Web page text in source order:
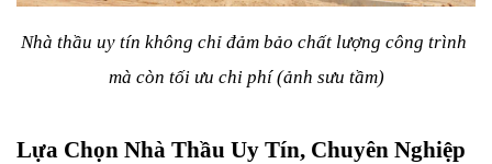
Nhà thầu uy tín không chỉ đảm bảo chất lượng công trình
mà còn tối ưu chi phí (ảnh sưu tầm)
Lựa Chọn Nhà Thầu Uy Tín, Chuyên Nghiệp